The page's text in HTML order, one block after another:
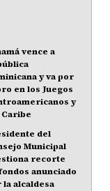
vence a
y va por
en los Juegos
y
del
Municipal
recorte
anunciado
la alcaldesa